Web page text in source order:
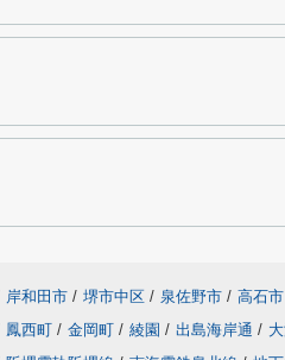
岸和田市 / 堺市中区 / 泉佐野市 / 高石市
鳳西町 / 金岡町 / 綾園 / 出島海岸通 /